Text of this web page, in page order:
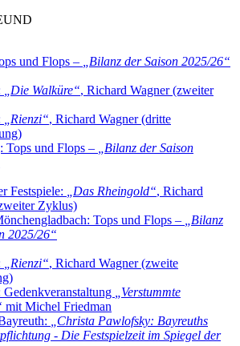
und Flops –
Bilanz der Saison 2025/26“
Die Walküre“, Richard Wagner (zweiter
Rienzi“, Richard Wagner (dritte
Tops und Flops –
Bilanz der Saison
Festspiele:
Das Rheingold“, Richard
Zyklus)
Tops und Flops –
Bilanz
2025/26“
Rienzi“, Richard Wagner (zweite
Verstummte
mit Michel Friedman
Christa Pawlofsky: Bayreuths
- Die Festspielzeit im Spiegel der